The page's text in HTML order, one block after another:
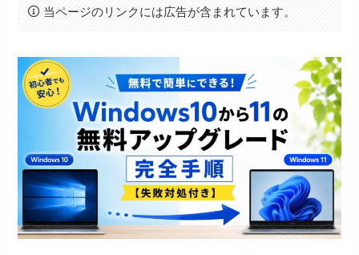
当ページのリンクには広告が含まれています。